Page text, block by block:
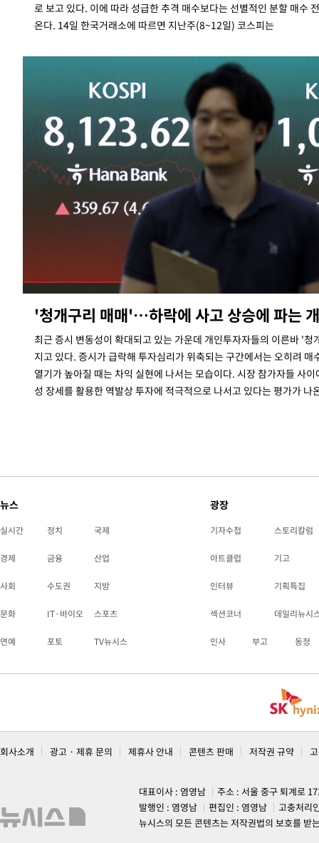
로 보고 있다. 이에 따라 성급한 추격 매수보다는 선별적인 분할 매수
온다. 14일 한국거래소에 따르면 지난주(8~12일) 코스피는
'청개구리 매매'…하락에 사고 상승에 파는
최근 증시 변동성이 확대되고 있는 가운데 개인투자자들의 이른바 '청
지고 있다. 증시가 급락해 투자심리가 위축되는 구간에서는 오히려 매
열기가 높아질 때는 차익 실현에 나서는 모습이다. 시장 참가자들 사
성 장세를 활용한 역발상 투자에 적극적으로 나서고 있다는 평가가 나
뉴스
실시간 정치 국제
경제 금융 산업
사회 수도권 지방
문화 IT·바이오 스포츠
연예 포토 TV뉴시스
광장
기자수첩 스토리칼럼
아트클럽 기고
인터뷰 기획특집
섹션코너 데일리뉴시
인사 부고 동정
회사소개 광고 · 제휴 문의 제휴사 안내 콘텐츠 판매 저작권 규약
대표이사 : 염영남
주소 : 서울 중구 퇴계로
발행인 : 염영남
편집인 : 염영남
고충처리
뉴시스의 모든 콘텐츠는 저작권법의 보호를